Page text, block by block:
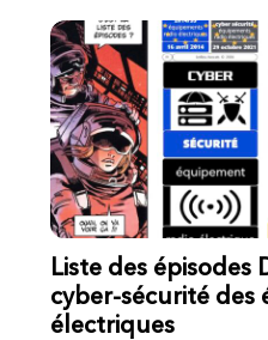
Liste des épisodes
cyber-sécurité des
électriques